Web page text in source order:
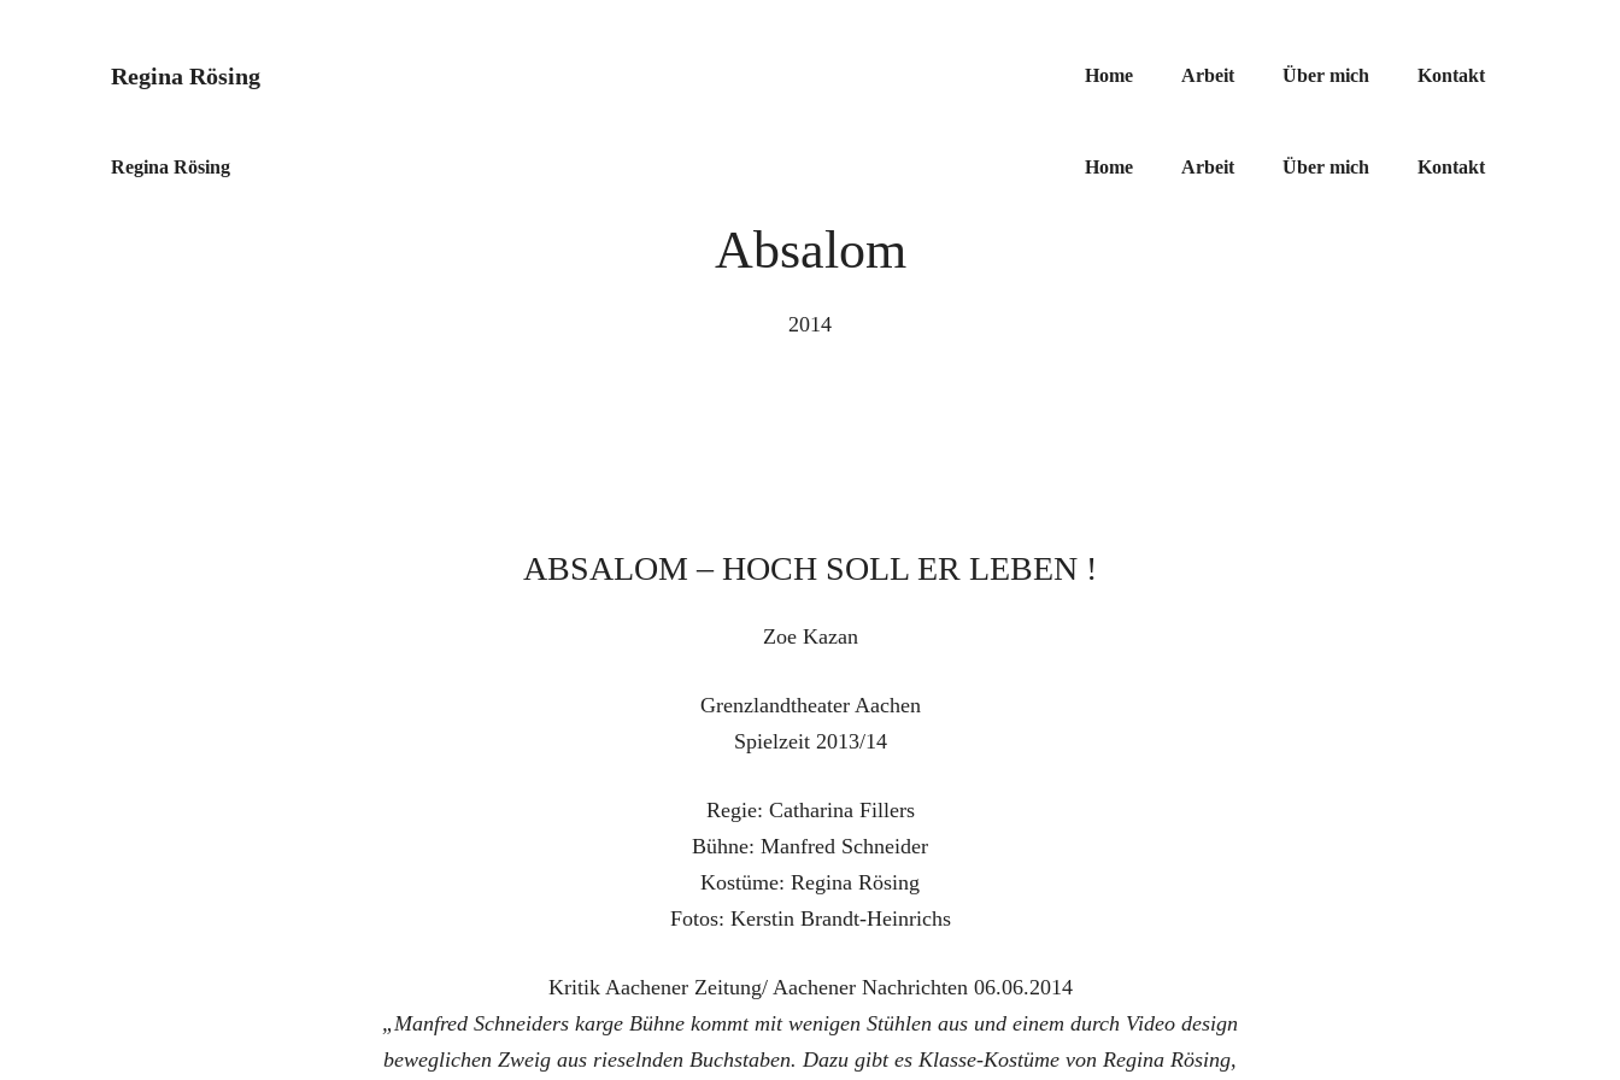
Regina Rösing Home Arbeit Über mich Kontakt
Regina Rösing Home Arbeit Über mich Kontakt
Absalom
2014
ABSALOM – HOCH SOLL ER LEBEN !
Zoe Kazan
Grenzlandtheater Aachen
Spielzeit 2013/14
Regie: Catharina Fillers
Bühne: Manfred Schneider
Kostüme: Regina Rösing
Fotos: Kerstin Brandt-Heinrichs
Kritik Aachener Zeitung/ Aachener Nachrichten 06.06.2014
„Manfred Schneiders karge Bühne kommt mit wenigen Stühlen aus und einem durch Video design
beweglichen Zweig aus rieselnden Buchstaben. Dazu gibt es Klasse-Kostüme von Regina Rösing,